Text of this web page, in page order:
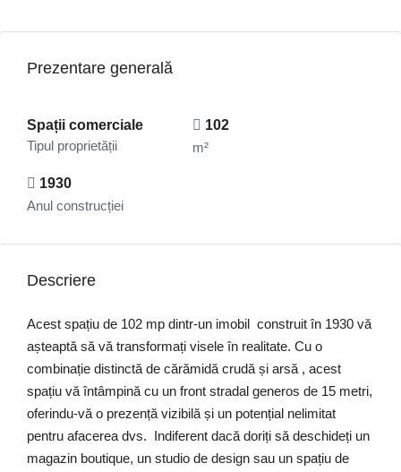
Prezentare generală
Spații comerciale
Tipul proprietății
102
m²
1930
Anul construcției
Descriere
Acest spațiu de 102 mp dintr-un imobil construit în 1930 vă
așteaptă să vă transformați visele în realitate. Cu o
combinație distinctă de cărămidă crudă și arsă , acest
spațiu vă întâmpină cu un front stradal generos de 15 metri,
oferindu-vă o prezență vizibilă și un potențial nelimitat
pentru afacerea dvs. Indiferent dacă doriți să deschideți un
magazin boutique, un studio de design sau un spațiu de